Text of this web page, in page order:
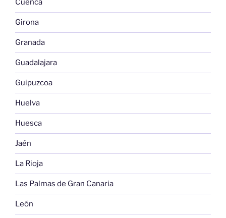
Cuenca
Girona
Granada
Guadalajara
Guipuzcoa
Huelva
Huesca
Jaén
La Rioja
Las Palmas de Gran Canaria
León